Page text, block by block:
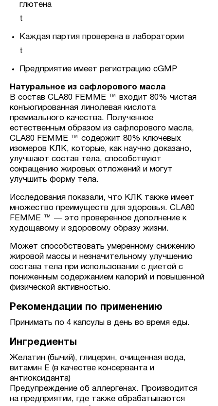
глютена
t
Каждая партия проверена в лаборатории
t
Предприятие имеет регистрацию cGMP
Натуральное из сафлорового масла
В состав CLA80 FEMME ™ входит 80% чистая
конъюгированная линолевая кислота
премиального качества. Полученное
естественным образом из сафлорового масла,
CLA80 FEMME ™ содержит 80% ключевых
изомеров КЛК, которые, как научно доказано,
улучшают состав тела, способствуют
сокращению жировых отложений и могут
улучшить форму тела.
Исследования показали, что КЛК также имеет
множество преимуществ для здоровья. CLA80
FEMME ™ — это проверенное дополнение к
худощавому и здоровому образу жизни.
Может способствовать умеренному снижению
жировой массы и незначительному улучшению
состава тела при использовании с диетой с
пониженным содержанием калорий и повышенной
физической активностью.
Рекомендации по применению
Принимать по 4 капсулы в день во время еды.
Ингредиенты
Желатин (бычий), глицерин, очищенная вода,
витамин Е (в качестве консерванта и
антиоксиданта)
Предупреждение об аллергенах. Производится
на предприятии, где также обрабатываются